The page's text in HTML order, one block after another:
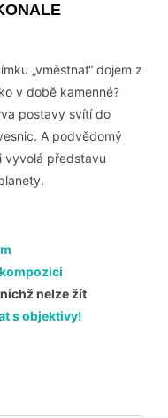
„vměstnat“ dojem z
v době kamenné?
postavy svítí do
A podvědomý
vyvolá představu
nelze žít
s objektivy!